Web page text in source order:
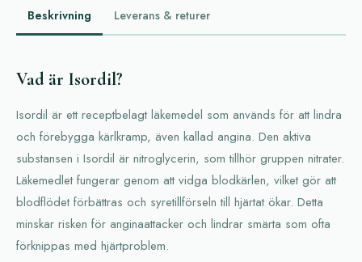
Beskrivning Leverans & returer
Vad är Isordil?
Isordil är ett receptbelagt läkemedel som används för att lindra
och förebygga kärlkramp, även kallad angina. Den aktiva
substansen i Isordil är nitroglycerin, som tillhör gruppen nitrater.
Läkemedlet fungerar genom att vidga blodkärlen, vilket gör att
blodflödet förbättras och syretillförseln till hjärtat ökar. Detta
minskar risken för anginaattacker och lindrar smärta som ofta
förknippas med hjärtproblem.